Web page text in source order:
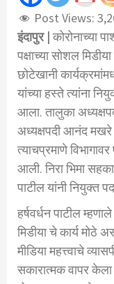
Post Views:
इंदापुर |कोरोनाच्या
पक्षाच्या सोशल
छोटेखानी
यांच्या हस्ते त्यांना
आला. तालुका
अध्यक्षपदी आनंद मखरे
त्याचप्रमाणे
आली. निरा भिमा
पाटील यांनी नियुक्त
हर्षवर्धन पाटील
मिडीया चे कार्य
मीडिया महत्त्वाचे
सकारात्मक वापर केला